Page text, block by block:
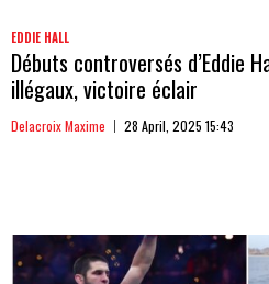
EDDIE HALL
Débuts controversés d’Eddie
illégaux, victoire éclair
Delacroix Maxime 28 April, 2025 15:43